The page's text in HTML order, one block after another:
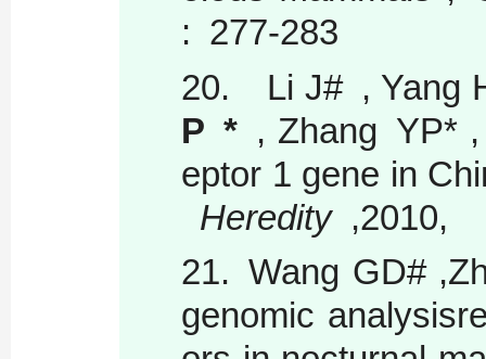
: 277-283
20.
Li J# , Yang
P * , Zhang YP* ,
eptor 1 gene in
Heredity,2010,
21. Wang GD#
genomic